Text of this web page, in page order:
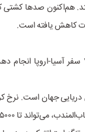
هم‌اکنون صدها کشتی
کاهش یافته است.
حمل‌ونقل دریایی جهان